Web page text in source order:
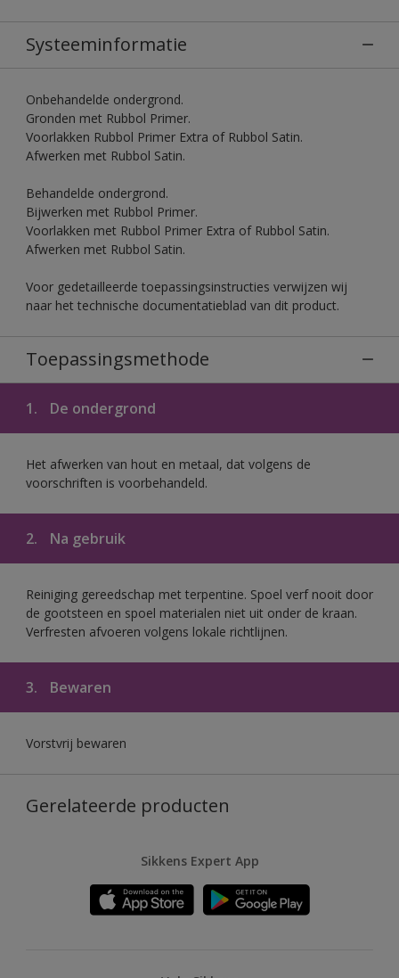
Systeeminformatie
Onbehandelde ondergrond.
Gronden met Rubbol Primer.
Voorlakken Rubbol Primer Extra of Rubbol Satin.
Afwerken met Rubbol Satin.
Behandelde ondergrond.
Bijwerken met Rubbol Primer.
Voorlakken met Rubbol Primer Extra of Rubbol Satin.
Afwerken met Rubbol Satin.
Voor gedetailleerde toepassingsinstructies verwijzen wij
naar het technische documentatieblad van dit product.
Toepassingsmethode
1. De ondergrond
Het afwerken van hout en metaal, dat volgens de
voorschriften is voorbehandeld.
2. Na gebruik
Reiniging gereedschap met terpentine. Spoel verf nooit door
de gootsteen en spoel materialen niet uit onder de kraan.
Verfresten afvoeren volgens lokale richtlijnen.
3. Bewaren
Vorstvrij bewaren
Gerelateerde producten
Sikkens Expert App